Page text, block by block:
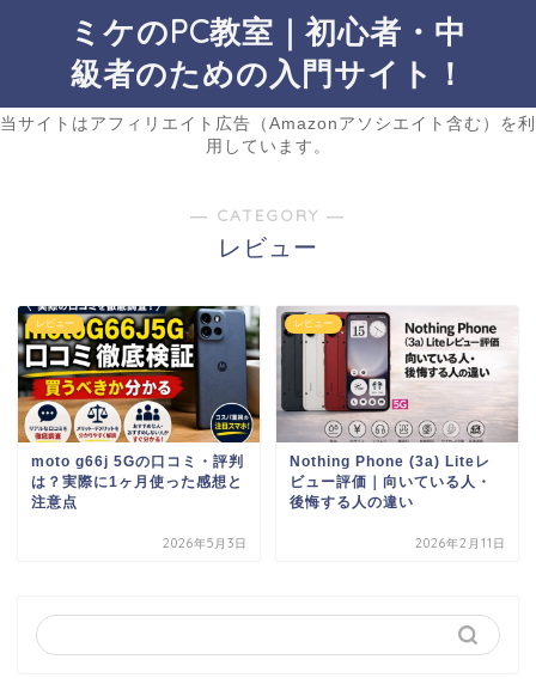
ミケのPC教室｜初心者・中
級者のための入門サイト！
当サイトはアフィリエイト広告（Amazonアソシエイト含む）を利
用しています。
― CATEGORY ―
レビュー
レビュー
moto g66j 5Gの口コミ・評判
は？実際に1ヶ月使った感想と
注意点
2026年5月3日
レビュー
Nothing Phone (3a) Liteレ
ビュー評価｜向いている人・
後悔する人の違い
2026年2月11日